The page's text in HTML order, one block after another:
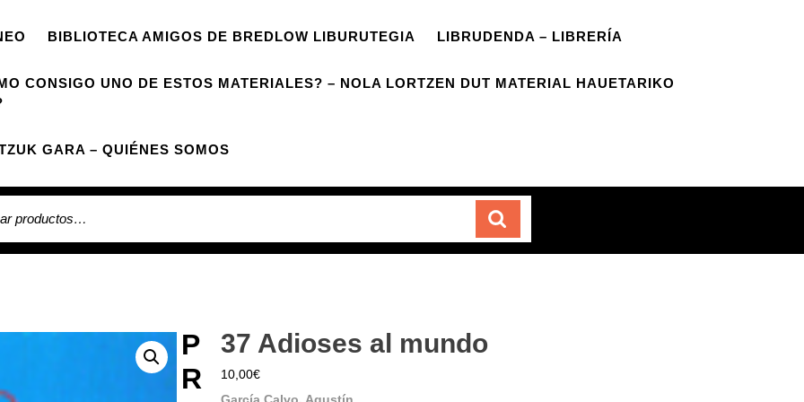
BIBLIOTECA AMIGOS DE BREDLOW LIBURUTEGIA LIBRUDENDA – LIBRERÍA
CONSIGO UNO DE ESTOS MATERIALES? – NOLA LORTZEN DUT MATERIAL HAUETARIKO
GARA – QUIÉNES SOMOS
37 Adioses al mundo
10,00€
P
R